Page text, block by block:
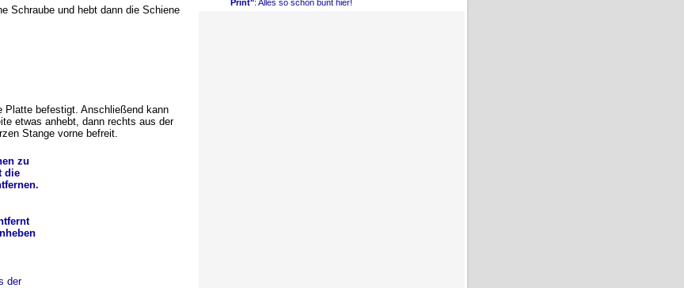
Schraube und hebt dann die Schiene
Platte befestigt. Anschließend kann
etwas anhebt, dann rechts aus der
Stange vorne befreit.
zu
die
der
Print": Alles so schön bunt hier!